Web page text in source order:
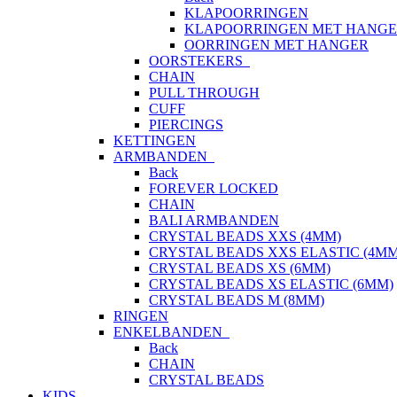
KLAPOORRINGEN
KLAPOORRINGEN MET
OORRINGEN MET HANGER
OORSTEKERS
CHAIN
PULL THROUGH
CUFF
PIERCINGS
KETTINGEN
ARMBANDEN
Back
FOREVER LOCKED
CHAIN
BALI ARMBANDEN
CRYSTAL BEADS XXS (4MM)
CRYSTAL BEADS XXS ELASTIC
CRYSTAL BEADS XS (6MM)
CRYSTAL BEADS XS ELASTIC (6MM)
CRYSTAL BEADS M (8MM)
RINGEN
ENKELBANDEN
Back
CHAIN
CRYSTAL BEADS